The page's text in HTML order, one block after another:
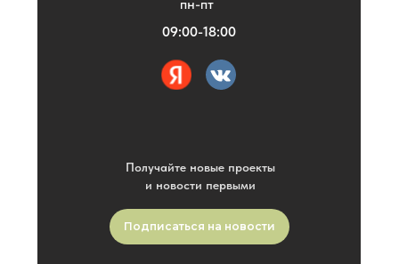
Получайте новые проекты
и новости первыми
пн-пт
09:00-18:00
Подписаться на новости